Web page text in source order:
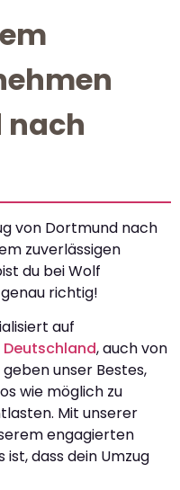
nach
von Dortmund nach
zuverlässigen
du bei Wolf
richtig!
auf
Deutschland, auch von
unser Bestes,
wie möglich zu
Mit unserer
engagierten
ist, dass dein Umzug